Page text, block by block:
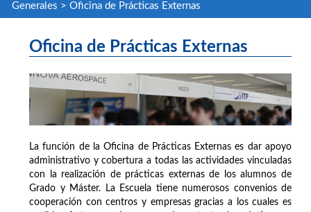
Generales > Oficina de Prácticas Externas
Oficina de Prácticas Externas
La función de la Oficina de Prácticas Externas es dar apoyo
administrativo y cobertura a todas las actividades vinculadas
con la realización de prácticas externas de los alumnos de
Grado y Máster. La Escuela tiene numerosos convenios de
cooperación con centros y empresas gracias a los cuales es